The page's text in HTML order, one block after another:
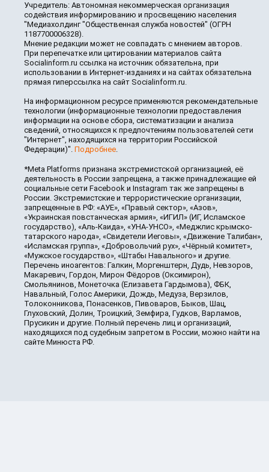
Учредитель: Автономная некоммерческая организация
содействия информированию и просвещению населения
"Медиахолдинг "Общественная служба новостей" (ОГРН
1187700006328).
Мнение редакции может не совпадать с мнением авторов.
При перепечатке или цитировании материалов сайта
Socialinform.ru ссылка на источник обязательна, при
использовании в Интернет-изданиях и на сайтах обязательна
прямая гиперссылка на сайт Socialinform.ru.
На информационном ресурсе применяются рекомендательные
технологии (информационные технологии предоставления
информации на основе сбора, систематизации и анализа
сведений, относящихся к предпочтениям пользователей сети
"Интернет", находящихся на территории Российской
Федерации)". Подробнее.
*Meta Platforms признана экстремистской организацией, её
деятельность в России запрещена, а также принадлежащие ей
социальные сети Facebook и Instagram так же запрещены в
России. Экстремистские и террористические организации,
запрещенные в РФ: «АУЕ», «Правый сектор», «Азов»,
«Украинская повстанческая армия», «ИГИЛ» (ИГ, Исламское
государство), «Аль-Каида», «УНА-УНСО», «Меджлис крымско-
татарского народа», «Свидетели Иеговы», «Движение Талибан»,
«Исламская группа», «Добровольчий рух», «Чёрный комитет»,
«Мужское государство», «Штабы Навального» и другие.
Перечень иноагентов: Галкин, Моргенштерн, Дудь, Невзоров,
Макаревич, Гордон, Мирон Фёдоров (Оксимирон),
Смольянинов, Монеточка (Елизавета Гардымова), ФБК,
Навальный, Голос Америки, Дождь, Медуза, Верзилов,
Толоконникова, Понасенков, Пивоваров, Быков, Шац,
Глуховский, Долин, Троицкий, Земфира, Гудков, Варламов,
Прусикин и другие. Полный перечень лиц и организаций,
находящихся под судебным запретом в России, можно найти на
сайте Минюста РФ.